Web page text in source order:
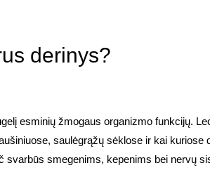
derinys?
esminių žmogaus organizmo funkcijų.
saulėgrąžų sėklose ir kai kuriose
svarbūs smegenims, kepenims bei nervų